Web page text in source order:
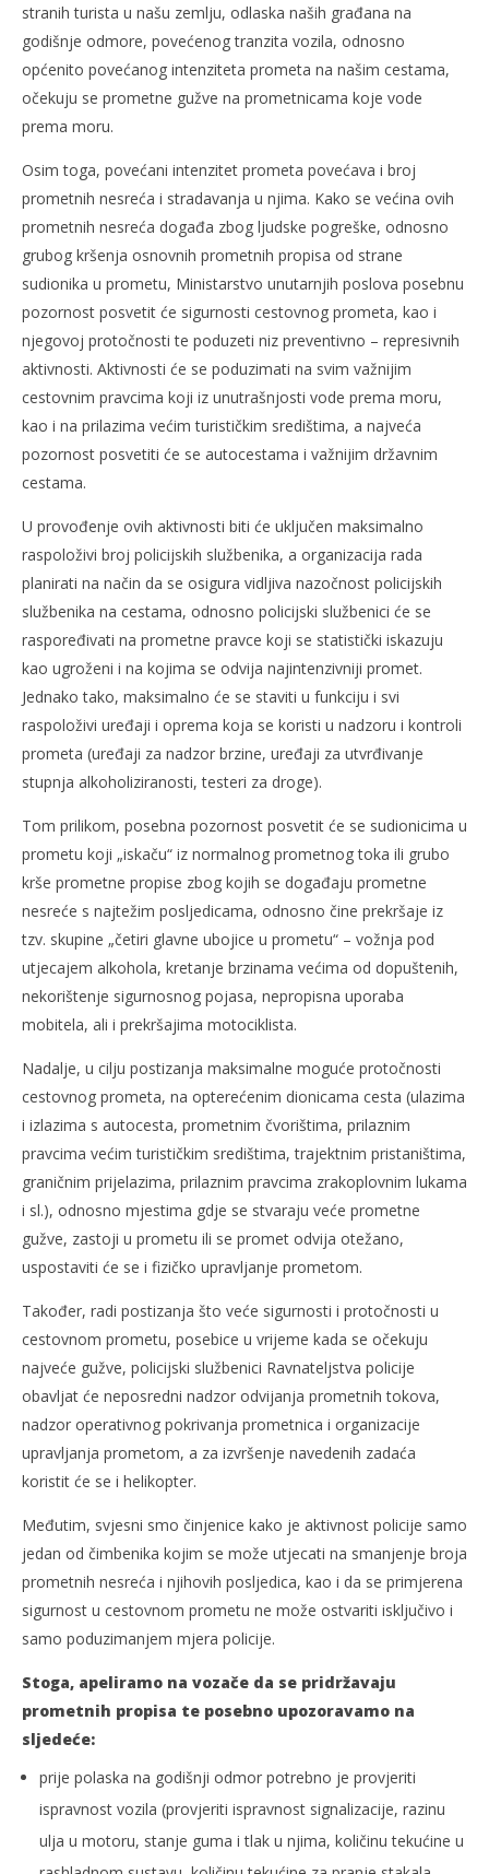
stranih turista u našu zemlju, odlaska naših građana na
godišnje odmore, povećenog tranzita vozila, odnosno
općenito povećanog intenziteta prometa na našim cestama,
očekuju se prometne gužve na prometnicama koje vode
prema moru.
Osim toga, povećani intenzitet prometa povećava i broj
prometnih nesreća i stradavanja u njima. Kako se većina ovih
prometnih nesreća događa zbog ljudske pogreške, odnosno
grubog kršenja osnovnih prometnih propisa od strane
sudionika u prometu, Ministarstvo unutarnjih poslova posebnu
pozornost posvetit će sigurnosti cestovnog prometa, kao i
njegovoj protočnosti te poduzeti niz preventivno – represivnih
aktivnosti. Aktivnosti će se poduzimati na svim važnijim
cestovnim pravcima koji iz unutrašnjosti vode prema moru,
kao i na prilazima većim turističkim središtima, a najveća
pozornost posvetiti će se autocestama i važnijim državnim
cestama.
U provođenje ovih aktivnosti biti će uključen maksimalno
raspoloživi broj policijskih službenika, a organizacija rada
planirati na način da se osigura vidljiva nazočnost policijskih
službenika na cestama, odnosno policijski službenici će se
raspoređivati na prometne pravce koji se statistički iskazuju
kao ugroženi i na kojima se odvija najintenzivniji promet.
Jednako tako, maksimalno će se staviti u funkciju i svi
raspoloživi uređaji i oprema koja se koristi u nadzoru i kontroli
prometa (uređaji za nadzor brzine, uređaji za utvrđivanje
stupnja alkoholiziranosti, testeri za droge).
Tom prilikom, posebna pozornost posvetit će se sudionicima u
prometu koji „iskaču“ iz normalnog prometnog toka ili grubo
krše prometne propise zbog kojih se događaju prometne
nesreće s najtežim posljedicama, odnosno čine prekršaje iz
tzv. skupine „četiri glavne ubojice u prometu“ – vožnja pod
utjecajem alkohola, kretanje brzinama većima od dopuštenih,
nekorištenje sigurnosnog pojasa, nepropisna uporaba
mobitela, ali i prekršajima motociklista.
Nadalje, u cilju postizanja maksimalne moguće protočnosti
cestovnog prometa, na opterećenim dionicama cesta (ulazima
i izlazima s autocesta, prometnim čvorištima, prilaznim
pravcima većim turističkim središtima, trajektnim pristaništima,
graničnim prijelazima, prilaznim pravcima zrakoplovnim lukama
i sl.), odnosno mjestima gdje se stvaraju veće prometne
gužve, zastoji u prometu ili se promet odvija otežano,
uspostaviti će se i fizičko upravljanje prometom.
Također, radi postizanja što veće sigurnosti i protočnosti u
cestovnom prometu, posebice u vrijeme kada se očekuju
najveće gužve, policijski službenici Ravnateljstva policije
obavljat će neposredni nadzor odvijanja prometnih tokova,
nadzor operativnog pokrivanja prometnica i organizacije
upravljanja prometom, a za izvršenje navedenih zadaća
koristit će se i helikopter.
Međutim, svjesni smo činjenice kako je aktivnost policije samo
jedan od čimbenika kojim se može utjecati na smanjenje broja
prometnih nesreća i njihovih posljedica, kao i da se primjerena
sigurnost u cestovnom prometu ne može ostvariti isključivo i
samo poduzimanjem mjera policije.
Stoga, apeliramo na vozače da se pridržavaju
prometnih propisa te posebno upozoravamo na
sljedeće:
prije polaska na godišnji odmor potrebno je provjeriti
ispravnost vozila (provjeriti ispravnost signalizacije, razinu
ulja u motoru, stanje guma i tlak u njima, količinu tekućine u